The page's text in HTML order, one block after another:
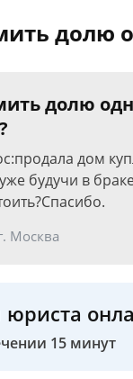
долю
долю
дом
будучи в
Москва
юриста
15 минут